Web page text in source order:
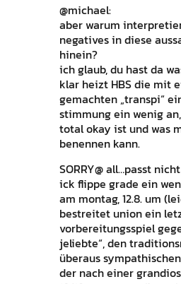
@michael:
aber warum
negatives in diese
hinein?
ich glaub, du hast da
klar heizt HBS die mit
gemachten „transpi“
stimmung ein wenig
total okay ist und was
benennen kann.
SORRY@ all…passt
ick flippe grade ein
am montag, 12.8. um
bestreitet union ein
vorbereitungsspiel
jeliebte“, den
überaus
der nach einer